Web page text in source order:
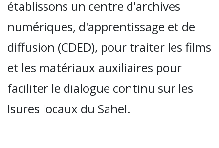
établissons un centre d'archives
numériques, d'apprentissage et de
diffusion (CDED), pour traiter les films
et les matériaux auxiliaires pour
faciliter le dialogue continu sur les
Isures locaux du Sahel.